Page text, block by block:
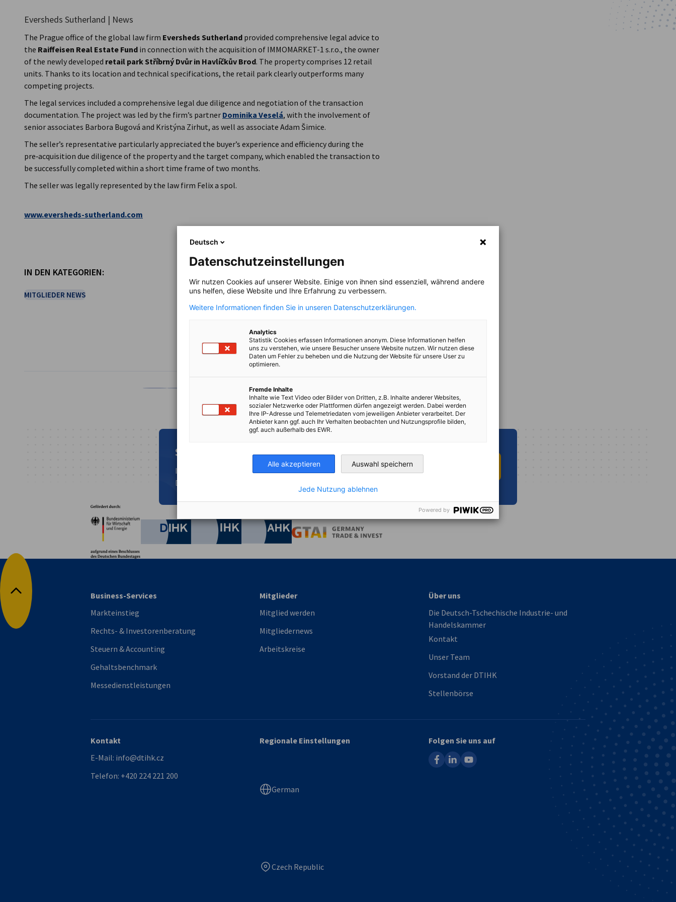
Czech Republic
Eversheds Sutherland | News
The Prague office of the global law firm Eversheds Sutherland provided comprehensive legal advice to
the Raiffeisen Real Estate Fund in connection with the acquisition of IMMOMARKET-1 s.r.o., the owner
of the newly developed retail park Stříbrný Dvůr in Havlíčkův Brod. The property comprises 12 retail
units. Thanks to its location and technical specifications, the retail park clearly outperforms many
competing projects.
The legal services included a comprehensive legal due diligence and negotiation of the transaction
documentation. The project was led by the firm’s partner Dominika Veselá, with the involvement of
senior associates Barbora Bugová and Kristýna Zirhut, as well as associate Adam Šimice.
The seller’s representative particularly appreciated the buyer’s experience and efficiency during the
pre‑acquisition due diligence of the property and the target company, which enabled the transaction to
be successfully completed within a short time frame of two months.
The seller was legally represented by the law firm Felix a spol.
www.eversheds-sutherland.com
IN DEN KATEGORIEN:
MITGLIEDER NEWS
Auf Xing teilenKopiere URL zum Clipboard
Suchen Sie etwas Anderes?
In unserem Informationszentrum finden Sie aktuelle Neuigkeiten,
Downloads, Videos, Podcasts...
Deutsche Industrie- und Handelskammer
Industrie- und Handelskammer
AHK.de
Nach oben
Business-Services
Markteinstieg
Rechts- & Investorenberatung
Steuern & Accounting
Gehaltsbenchmark
Messedienstleistungen
Mitglieder
Mitglied werden
Mitgliedernews
Arbeitskreise
Über uns
Die Deutsch-Tschechische Industrie- und
Handelskammer
Kontakt
Unser Team
Vorstand der DTIHK
Stellenbörse
Kontakt
E-Mail: info@dtihk.cz
Telefon: +420 224 221 200
Regionale Einstellungen
German
Czech Republic
Folgen Sie uns auf
facebooklinkedinyoutube
Deutsch
Datenschutzeinstellungen
Wir nutzen Cookies auf unserer Website. Einige von ihnen sind essenziell, während andere
uns helfen, diese Website und Ihre Erfahrung zu verbessern.
Weitere Informationen finden Sie in unseren Datenschutzerklärungen.
Analytics
Statistik Cookies erfassen Informationen anonym. Diese Informationen helfen
uns zu verstehen, wie unsere Besucher unsere Website nutzen. Wir nutzen diese
Daten um Fehler zu beheben und die Nutzung der Website für unsere User zu
optimieren.
Fremde Inhalte
Inhalte wie Text Video oder Bilder von Dritten, z.B. Inhalte anderer Websites,
sozialer Netzwerke oder Plattformen dürfen angezeigt werden. Dabei werden
Ihre IP-Adresse und Telemetriedaten vom jeweiligen Anbieter verarbeitet. Der
Anbieter kann ggf. auch Ihr Verhalten beobachten und Nutzungsprofile bilden,
ggf. auch außerhalb des EWR.
Alle akzeptieren Auswahl speichern
Jede Nutzung ablehnen
Powered by